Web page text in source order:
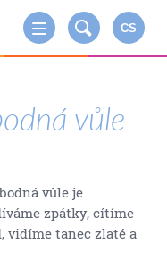
CS
vůle
vůle je
zpátky, cítíme
vidíme tanec zlaté a